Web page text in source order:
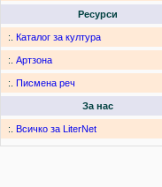
Ресурси
:. Каталог за култура
:. Артзона
:. Писмена реч
За нас
:. Всичко за LiterNet